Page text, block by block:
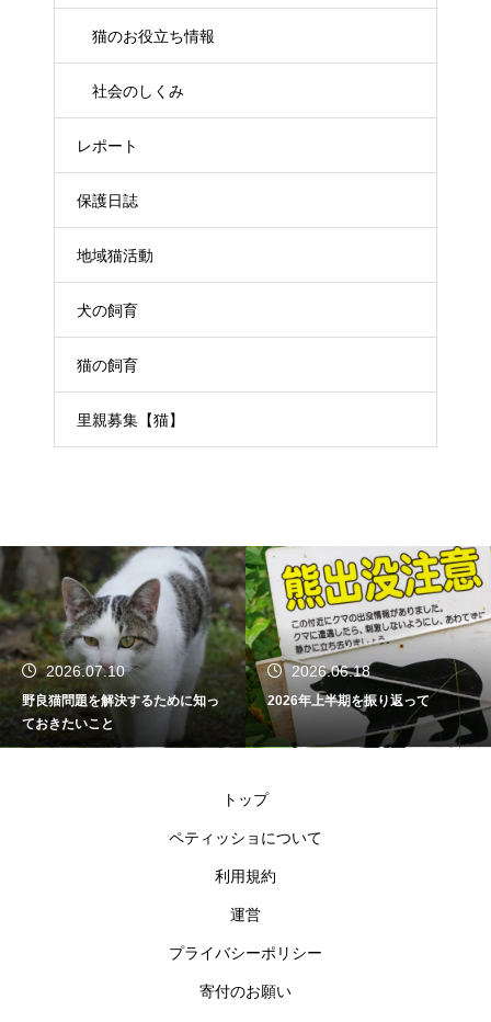
猫のお役立ち情報
社会のしくみ
レポート
保護日誌
地域猫活動
犬の飼育
猫の飼育
里親募集【猫】
2026.07.10
野良猫問題を解決するために知っ
ておきたいこと
2026.06.18
2026年上半期を振り返って
トップ
ペティッショについて
利用規約
運営
プライバシーポリシー
寄付のお願い